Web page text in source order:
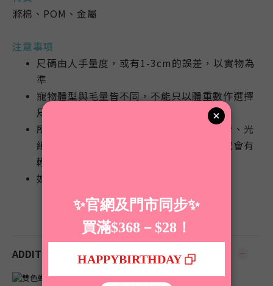
滌棉、POM 、 金屬
注意事項
尺碼由人手量度，或有1-3cm的誤差，以實物為
準
寵物體型與毛量皆不同，不能只以體重數作選擇
尺寸標準
所有的商品均為實物拍照，但由於拍照技術、光
線、顯示器等因素影響，收到的實物顏色或會有
輕微色差，以實物為準
如有任何爭議，請參閱本店的退換貨政策
ADDITIONAL DETAILS